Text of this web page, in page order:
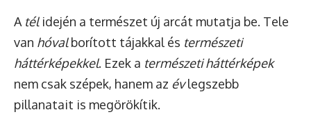
A télidején a természet új arcát mutatja be. Tele
van hóvalborított tájakkal és természeti
háttérképekkel. Ezek a természeti háttérképek
nem csak szépek, hanem az évlegszebb
pillanatait is megörökítik.